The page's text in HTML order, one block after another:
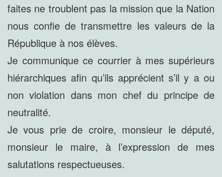
faites ne troublent pas la mission que la Nation
nous confie de transmettre les valeurs de la
République à nos élèves.
Je communique ce courrier à mes supérieurs
hiérarchiques afin qu’ils apprécient s’il y a ou
non violation dans mon chef du principe de
neutralité.
Je vous prie de croire, monsieur le député,
monsieur le maire, à l’expression de mes
salutations respectueuses.